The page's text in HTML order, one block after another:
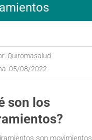
Quiromasalud
05/08/2022
son los
son movimientos